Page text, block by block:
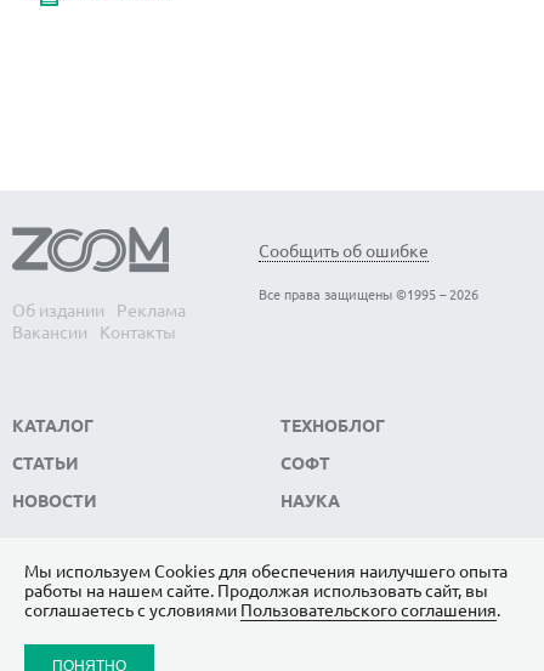
Об издании
Реклама
Вакансии
Контакты
Сообщить об ошибке
Все права защищены ©1995 – 2026
КАТАЛОГ
СТАТЬИ
НОВОСТИ
ТЕХНОБЛОГ
СОФТ
НАУКА
ПОДПИШИТЕСЬ НА НАС
ЯНДЕКС.ДЗЕН
Мы используем Сookies для обеспечения наилучшего опыта
работы на нашем сайте. Продолжая использовать сайт, вы
соглашаетесь с условиями Пользовательского соглашения.
ПОНЯТНО